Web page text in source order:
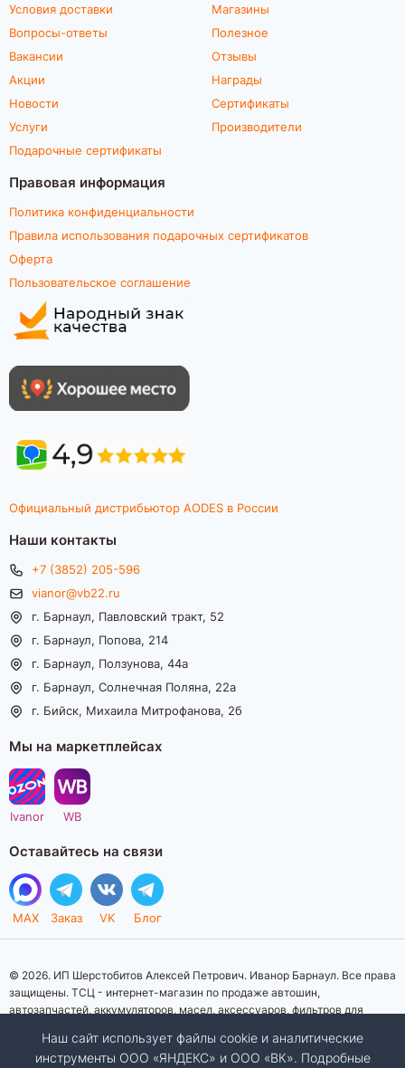
Условия доставки
Вопросы-ответы
Вакансии
Акции
Новости
Услуги
Подарочные сертификаты
Магазины
Полезное
Отзывы
Награды
Сертификаты
Производители
Правовая информация
Политика конфиденциальности
Правила использования подарочных сертификатов
Оферта
Пользовательское соглашение
Официальный дистрибьютор AODES в России
Наши контакты
+7 (3852) 205-596
vianor@vb22.ru
г. Барнаул, Павловский тракт, 52
г. Барнаул, Попова, 214
г. Барнаул, Ползунова, 44а
г. Барнаул, Солнечная Поляна, 22а
г. Бийск, Михаила Митрофанова, 2б
Мы на маркетплейсах
Ivanor WB
Оставайтесь на связи
MAX Заказ VK Блог
© 2026. ИП Шерстобитов Алексей Петрович. Иванор Барнаул. Все права
защищены. ТСЦ - интернет-магазин по продаже автошин,
автозапчастей, аккумуляторов, масел, аксессуаров, фильтров для
информационный характер. Представленная информация о товарах, их
стоимости, характеристик, фото, наличия на складе ни при каких
Наш сайт использует файлы cookie и аналитические
инструменты ООО «ЯНДЕКС» и ООО «ВК». Подробные